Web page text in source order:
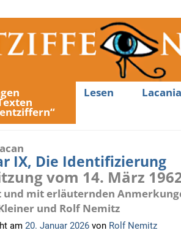
Lesen
IX, Die Identifizierung
vom 14. März
und mit erläuternden
und Rolf Nemitz
am20. Januar 2026 von Rolf Nemitz